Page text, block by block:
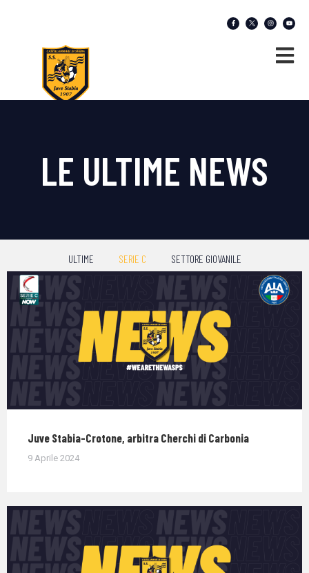
LE ULTIME NEWS
ULTIME SERIE C SETTORE GIOVANILE
Juve Stabia-Crotone, arbitra Cherchi di Carbonia
9 Aprile 2024